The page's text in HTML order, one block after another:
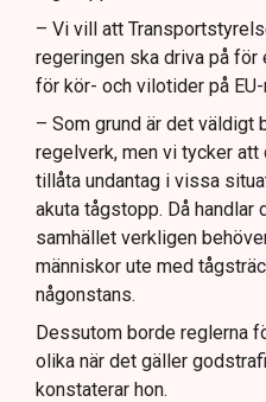
– Vi vill att
regeringen ska driva på för
för kör- och vilotider på EU-
– Som grund är det väldigt
regelverk, men vi tycker
tillåta undantag i vissa
akuta tågstopp. Då handlar
samhället verkligen
människor ute med
någonstans.
Dessutom borde reglerna
olika när det gäller
konstaterar hon.